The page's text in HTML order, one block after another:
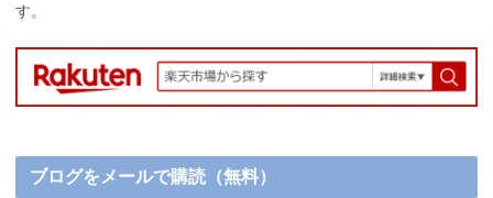
す。
ブログをメールで購読（無料）